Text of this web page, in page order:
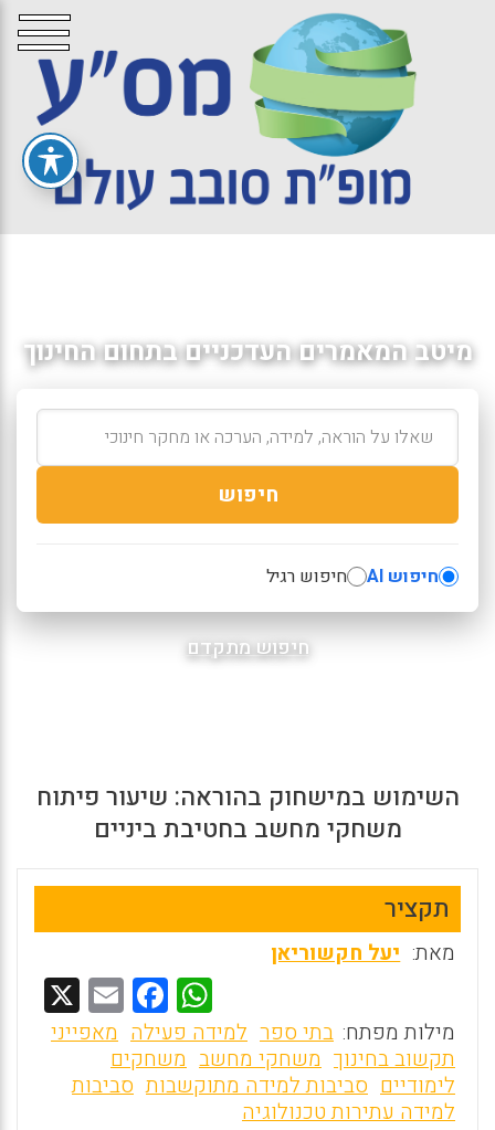
מיטב המאמרים העדכניים בתחום החינוך
חיפוש
חיפוש AI חיפוש רגיל
חיפוש מתקדם
השימוש במישחוק בהוראה: שיעור פיתוח
משחקי מחשב בחטיבת ביניים
תקציר
מאת: יעל חקשוריאן
W
h
at
s
F
a
ce
b
E
m
l
מילות מפתח: בתי ספר למידה פעילה מאפייני
תקשוב בחינוך משחקי מחשב משחקים
לימודיים סביבות למידה מתוקשבות סביבות
למידה עתירות טכנולוגיה